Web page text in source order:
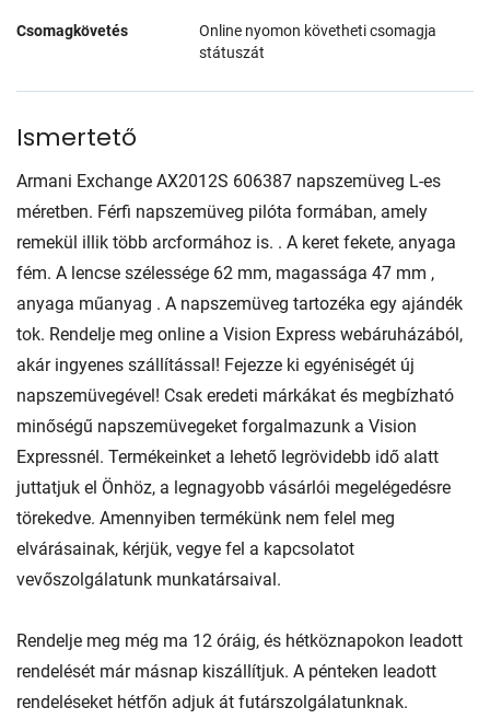
Csomagkövetés
Online nyomon követheti csomagja
státuszát
Ismertető
Armani Exchange AX2012S 606387 napszemüveg L-es
méretben. Férfi napszemüveg pilóta formában, amely
remekül illik több arcformához is. . A keret fekete, anyaga
fém. A lencse szélessége 62 mm, magassága 47 mm ,
anyaga műanyag . A napszemüveg tartozéka egy ajándék
tok. Rendelje meg online a Vision Express webáruházából,
akár ingyenes szállítással! Fejezze ki egyéniségét új
napszemüvegével! Csak eredeti márkákat és megbízható
minőségű napszemüvegeket forgalmazunk a Vision
Expressnél. Termékeinket a lehető legrövidebb idő alatt
juttatjuk el Önhöz, a legnagyobb vásárlói megelégedésre
törekedve. Amennyiben termékünk nem felel meg
elvárásainak, kérjük, vegye fel a kapcsolatot
vevőszolgálatunk munkatársaival.
Rendelje meg még ma 12 óráig, és hétköznapokon leadott
rendelését már másnap kiszállítjuk. A pénteken leadott
rendeléseket hétfőn adjuk át futárszolgálatunknak.